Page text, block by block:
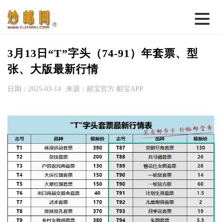
首 页
邮票行情
钱币行情
热点话题
邮币卡苑
实战论坛
新品预告
集藏资讯
3月13日“T”字头（74-91）年套票、型
张、大版最新行情
日期：2025-03-14 来源：邮宝官方 邮宝APP